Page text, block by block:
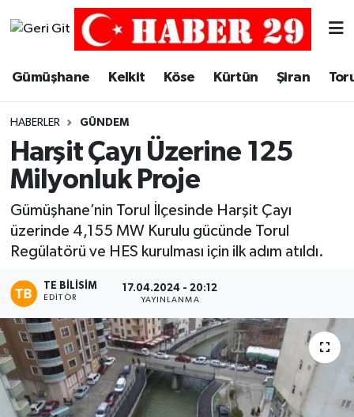
Gümüşhane Kelkit Köse Kürtün Şiran
HABERLER GÜNDEM
Harşit Çayı Üzerine 125
Milyonluk Proje
Gümüşhane’nin Torul İlçesinde Harşit Çayı
üzerinde 4,155 MW Kurulu gücünde Torul
Regülatörü ve HES kurulması için ilk adım atıldı.
TE BILISIM
EDITÖR
17.04.2024 - 20:12
YAYINLANMA
Merkez Trafik Yoğunluk Haritası
Süper Lig Puan Durumu ve Fikstür
Tüm Manşetler
Son Dakika Haberleri